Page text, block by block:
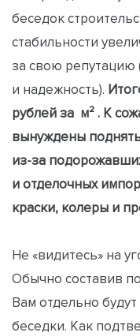
беседок
стабильности
за свою репутацию
и надежность).
рублей за м² . К
вынуждены поднять
из-за
и отделочных
краски, колеры и
Не «видитесь» на
Обычно составив
Вам отдельно
беседки. Как